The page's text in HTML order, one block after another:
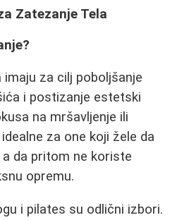
Zatezanje Tela
za cilj poboljšanje
i postizanje estetski
na mršavljenje ili
za one koji žele da
da pritom ne koriste
opremu.
i pilates su odlični izbori.